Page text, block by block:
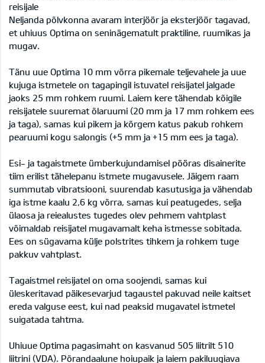
reisijale
Neljanda põlvkonna avaram interjöör ja eksterjöör tagavad,
et uhiuus Optima on seninägematult praktiline, ruumikas ja
mugav.
Tänu uue Optima 10 mm võrra pikemale teljevahele ja uue
kujuga istmetele on tagapingil istuvatel reisijatel jalgade
jaoks 25 mm rohkem ruumi. Laiem kere tähendab kõigile
reisijatele suuremat õlaruumi (20 mm ja 17 mm rohkem ees
ja taga), samas kui pikem ja kõrgem katus pakub rohkem
pearuumi kogu salongis (+5 mm ja +15 mm ees ja taga).
Esi- ja tagaistmete ümberkujundamisel pööras disainerite
tiim erilist tähelepanu istmete mugavusele. Jäigem raam
summutab vibratsiooni, suurendab kasutusiga ja vähendab
iga istme kaalu 2,6 kg võrra, samas kui peatugedes, selja
ülaosa ja reiealustes tugedes olev pehmem vahtplast
võimaldab reisijatel mugavamalt keha istmesse sobitada.
Ees on sügavama külje polstrites tihkem ja rohkem tuge
pakkuv vahtplast.
Tagaistmel reisijatel on oma soojendi, samas kui
üleskeritavad päikesevarjud tagaustel pakuvad neile kaitset
ereda valguse eest, kui nad peaksid mugavatel istmetel
suigatada tahtma.
Uhiuue Optima pagasimaht on kasvanud 505 liitrilt 510
liitrini (VDA). Põrandaalune hoiupaik ja laiem pakiluugiava